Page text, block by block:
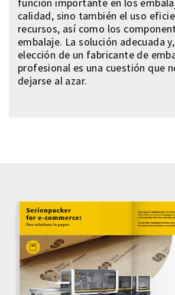
calidad, sino también el uso
recursos, así como los
embalaje. La solución adecuada
elección de un fabricante de
profesional es una cuestión que
dejarse al azar.